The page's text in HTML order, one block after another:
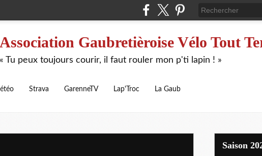
Association Gaubretièroise Vélo Tout
« Tu peux toujours courir, il faut rouler mon p'ti lapin ! »
Strava GarenneTV Lap'Troc La Gaub
Saison